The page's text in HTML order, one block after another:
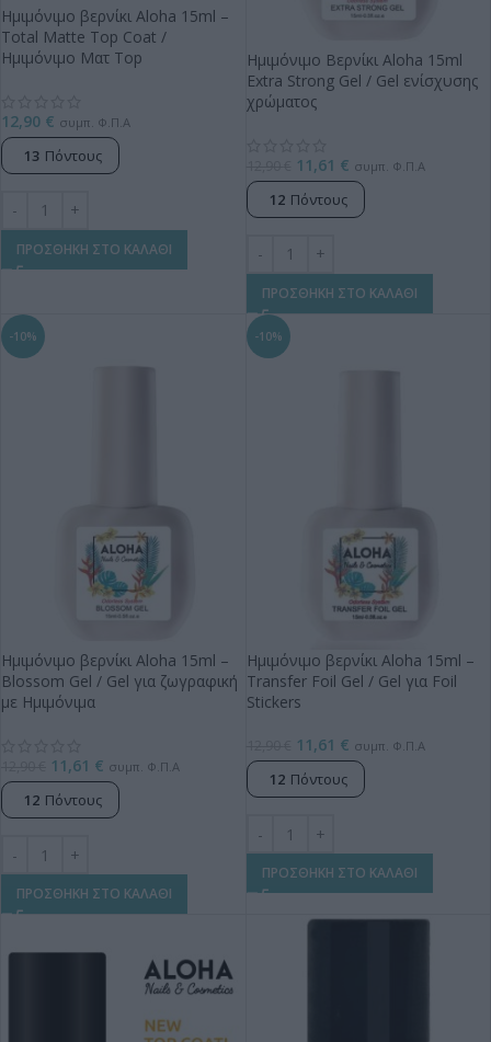
Ημιμόνιμο βερνίκι Aloha 15ml –
Total Matte Top Coat /
Ημιμόνιμο Ματ Top
12,90 € συμπ. Φ.Π.Α
13 Πόντους
ΠΡΟΣΘΗΚΗ ΣΤΟ ΚΑΛΑΘΙ
Ημιμόνιμο Βερνίκι Aloha 15ml
Extra Strong Gel / Gel ενίσχυσης
χρώματος
11,61 € συμπ. Φ.Π.Α
12 Πόντους
ΠΡΟΣΘΗΚΗ ΣΤΟ ΚΑΛΑΘΙ
-10%
Ημιμόνιμο βερνίκι Aloha 15ml –
Blossom Gel / Gel για ζωγραφική
με Ημιμόνιμα
11,61 € συμπ. Φ.Π.Α
12 Πόντους
ΠΡΟΣΘΗΚΗ ΣΤΟ ΚΑΛΑΘΙ
-10%
Ημιμόνιμο βερνίκι Aloha 15ml –
Transfer Foil Gel / Gel για Foil
Stickers
11,61 € συμπ. Φ.Π.Α
12 Πόντους
ΠΡΟΣΘΗΚΗ ΣΤΟ ΚΑΛΑΘΙ